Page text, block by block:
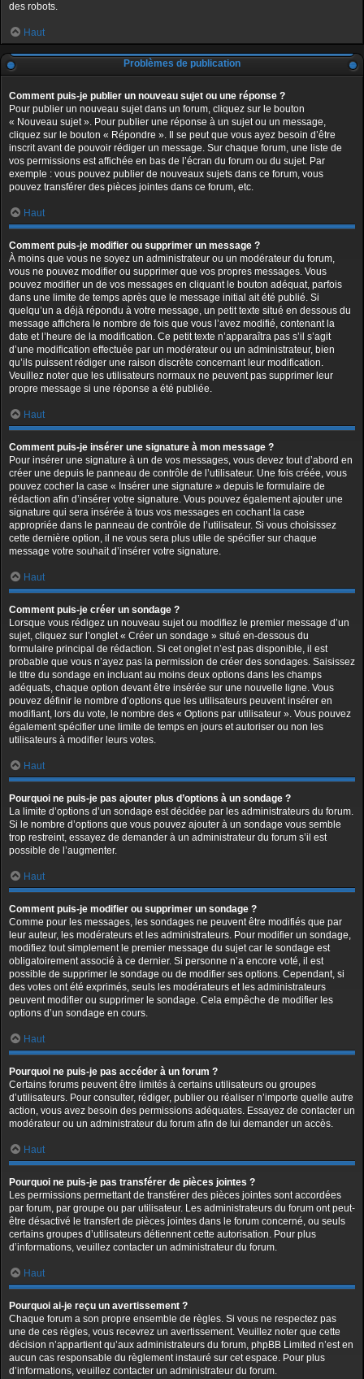
des robots.
Haut
Problèmes de publication
Comment puis-je publier un nouveau sujet ou une réponse ?
Pour publier un nouveau sujet dans un forum, cliquez sur le bouton
« Nouveau sujet ». Pour publier une réponse à un sujet ou un message,
cliquez sur le bouton « Répondre ». Il se peut que vous ayez besoin d’être
inscrit avant de pouvoir rédiger un message. Sur chaque forum, une liste de
vos permissions est affichée en bas de l’écran du forum ou du sujet. Par
exemple : vous pouvez publier de nouveaux sujets dans ce forum, vous
pouvez transférer des pièces jointes dans ce forum, etc.
Haut
Comment puis-je modifier ou supprimer un message ?
À moins que vous ne soyez un administrateur ou un modérateur du forum,
vous ne pouvez modifier ou supprimer que vos propres messages. Vous
pouvez modifier un de vos messages en cliquant le bouton adéquat, parfois
dans une limite de temps après que le message initial ait été publié. Si
quelqu’un a déjà répondu à votre message, un petit texte situé en dessous du
message affichera le nombre de fois que vous l’avez modifié, contenant la
date et l’heure de la modification. Ce petit texte n’apparaîtra pas s’il s’agit
d’une modification effectuée par un modérateur ou un administrateur, bien
qu’ils puissent rédiger une raison discrète concernant leur modification.
Veuillez noter que les utilisateurs normaux ne peuvent pas supprimer leur
propre message si une réponse a été publiée.
Haut
Comment puis-je insérer une signature à mon message ?
Pour insérer une signature à un de vos messages, vous devez tout d’abord en
créer une depuis le panneau de contrôle de l’utilisateur. Une fois créée, vous
pouvez cocher la case « Insérer une signature » depuis le formulaire de
rédaction afin d’insérer votre signature. Vous pouvez également ajouter une
signature qui sera insérée à tous vos messages en cochant la case
appropriée dans le panneau de contrôle de l’utilisateur. Si vous choisissez
cette dernière option, il ne vous sera plus utile de spécifier sur chaque
message votre souhait d’insérer votre signature.
Haut
Comment puis-je créer un sondage ?
Lorsque vous rédigez un nouveau sujet ou modifiez le premier message d’un
sujet, cliquez sur l’onglet « Créer un sondage » situé en-dessous du
formulaire principal de rédaction. Si cet onglet n’est pas disponible, il est
probable que vous n’ayez pas la permission de créer des sondages. Saisissez
le titre du sondage en incluant au moins deux options dans les champs
adéquats, chaque option devant être insérée sur une nouvelle ligne. Vous
pouvez définir le nombre d’options que les utilisateurs peuvent insérer en
modifiant, lors du vote, le nombre des « Options par utilisateur ». Vous pouvez
également spécifier une limite de temps en jours et autoriser ou non les
utilisateurs à modifier leurs votes.
Haut
Pourquoi ne puis-je pas ajouter plus d’options à un sondage ?
La limite d’options d’un sondage est décidée par les administrateurs du forum.
Si le nombre d’options que vous pouvez ajouter à un sondage vous semble
trop restreint, essayez de demander à un administrateur du forum s’il est
possible de l’augmenter.
Haut
Comment puis-je modifier ou supprimer un sondage ?
Comme pour les messages, les sondages ne peuvent être modifiés que par
leur auteur, les modérateurs et les administrateurs. Pour modifier un sondage,
modifiez tout simplement le premier message du sujet car le sondage est
obligatoirement associé à ce dernier. Si personne n’a encore voté, il est
possible de supprimer le sondage ou de modifier ses options. Cependant, si
des votes ont été exprimés, seuls les modérateurs et les administrateurs
peuvent modifier ou supprimer le sondage. Cela empêche de modifier les
options d’un sondage en cours.
Haut
Pourquoi ne puis-je pas accéder à un forum ?
Certains forums peuvent être limités à certains utilisateurs ou groupes
d’utilisateurs. Pour consulter, rédiger, publier ou réaliser n’importe quelle autre
action, vous avez besoin des permissions adéquates. Essayez de contacter un
modérateur ou un administrateur du forum afin de lui demander un accès.
Haut
Pourquoi ne puis-je pas transférer de pièces jointes ?
Les permissions permettant de transférer des pièces jointes sont accordées
par forum, par groupe ou par utilisateur. Les administrateurs du forum ont peut-
être désactivé le transfert de pièces jointes dans le forum concerné, ou seuls
certains groupes d’utilisateurs détiennent cette autorisation. Pour plus
d’informations, veuillez contacter un administrateur du forum.
Haut
Pourquoi ai-je reçu un avertissement ?
Chaque forum a son propre ensemble de règles. Si vous ne respectez pas
une de ces règles, vous recevrez un avertissement. Veuillez noter que cette
décision n’appartient qu’aux administrateurs du forum, phpBB Limited n’est en
aucun cas responsable du règlement instauré sur cet espace. Pour plus
d’informations, veuillez contacter un administrateur du forum.